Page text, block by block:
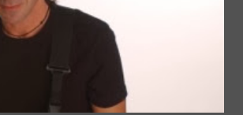
Da mercoledì alla domenica dalle 19
gratuito